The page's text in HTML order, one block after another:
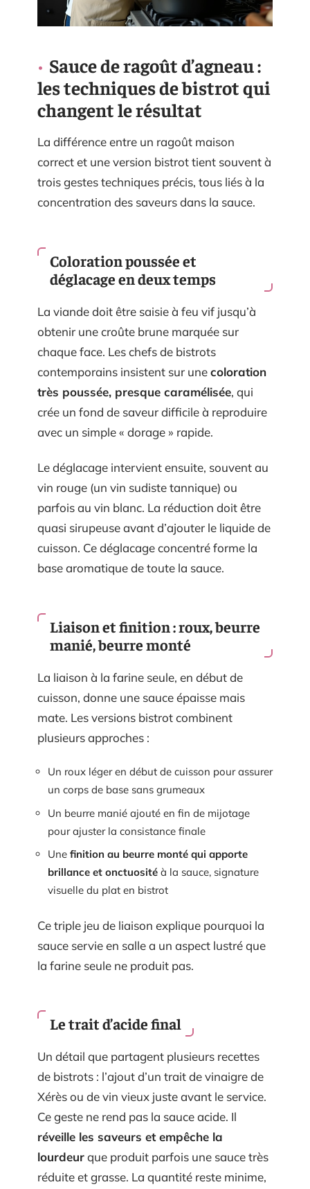
Sauce de ragoût d’agneau :
les techniques de bistrot qui
changent le résultat
La différence entre un ragoût maison
correct et une version bistrot tient souvent à
trois gestes techniques précis, tous liés à la
concentration des saveurs dans la sauce.
Coloration poussée et
déglacage en deux temps
La viande doit être saisie à feu vif jusqu’à
obtenir une croûte brune marquée sur
chaque face. Les chefs de bistrots
contemporains insistent sur unecoloration
très poussée, presque caramélisée, qui
crée un fond de saveur difficile à reproduire
avec un simple « dorage » rapide.
Le déglacage intervient ensuite, souvent au
vin rouge (un vin sudiste tannique) ou
parfois au vin blanc. La réduction doit être
quasi sirupeuse avant d’ajouter le liquide de
cuisson. Ce déglacage concentré forme la
base aromatique de toute la sauce.
Liaison et finition : roux, beurre
manié, beurre monté
La liaison à la farine seule, en début de
cuisson, donne une sauce épaisse mais
mate. Les versions bistrot combinent
plusieurs approches :
Un roux léger en début de cuisson pour assurer
un corps de base sans grumeaux
Un beurre manié ajouté en fin de mijotage
pour ajuster la consistance finale
Une finition au beurre monté qui apporte
brillance et onctuosité à la sauce, signature
visuelle du plat en bistrot
Ce triple jeu de liaison explique pourquoi la
sauce servie en salle a un aspect lustré que
la farine seule ne produit pas.
Le trait d’acide final
Un détail que partagent plusieurs recettes
de bistrots : l’ajout d’un trait de vinaigre de
Xérès ou de vin vieux juste avant le service.
Ce geste ne rend pas la sauce acide. Il
réveille les saveurs et empêche la
lourdeurque produit parfois une sauce très
réduite et grasse. La quantité reste minime,